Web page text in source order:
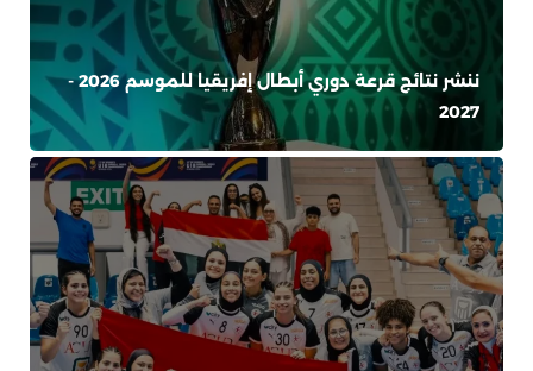
ننشر نتائج قرعة دوري أبطال إفريقيا للموسم 2026 -
2027